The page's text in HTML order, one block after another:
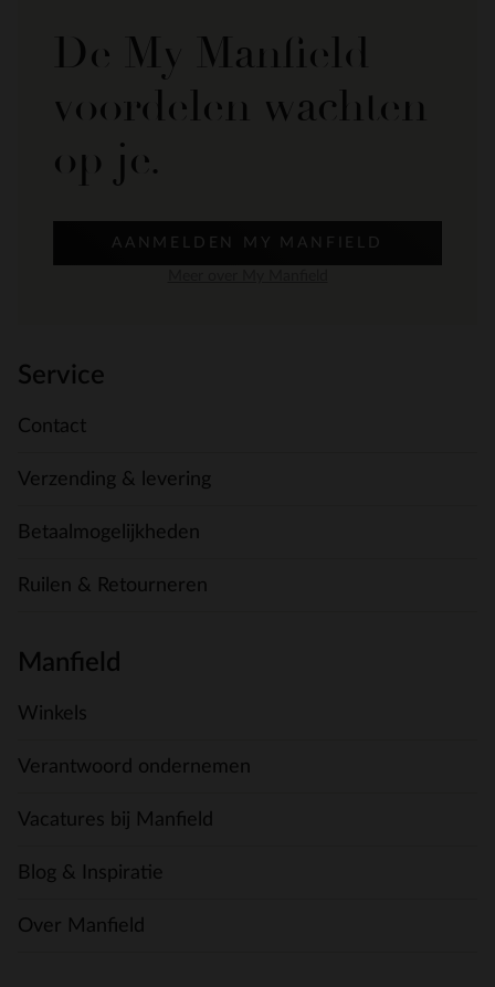
De My Manfield
voordelen wachten
op je.
AANMELDEN MY MANFIELD
Service
Contact
Verzending & levering
Betaalmogelijkheden
Ruilen & Retourneren
Manfield
Winkels
Verantwoord ondernemen
Vacatures bij Manfield
Blog & Inspiratie
Over Manfield